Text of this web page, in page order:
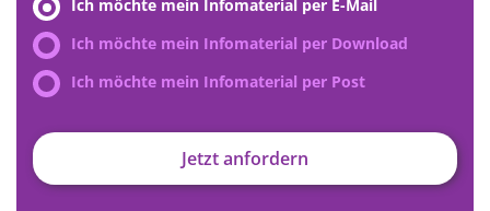
Ich möchte mein Infomaterial per E-Mail
Ich möchte mein Infomaterial per Download
Ich möchte mein Infomaterial per Post
Jetzt anfordern